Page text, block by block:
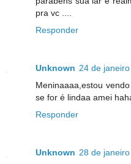
pra vc ....
Responder
Unknown 24 de
Meninaaaa,estou
se for é lindaa amei
Responder
Unknown 28 de